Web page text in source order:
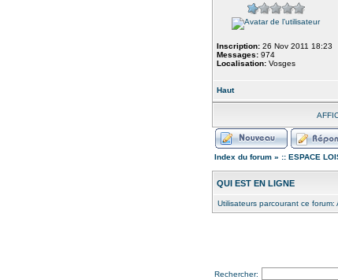
Inscription: 26 Nov 2011 18:23
Messages: 974
Localisation: Vosges
Haut
Index du forum » :: ESPACE
QUI EST EN LIGNE
Utilisateurs parcourant ce
Rechercher: